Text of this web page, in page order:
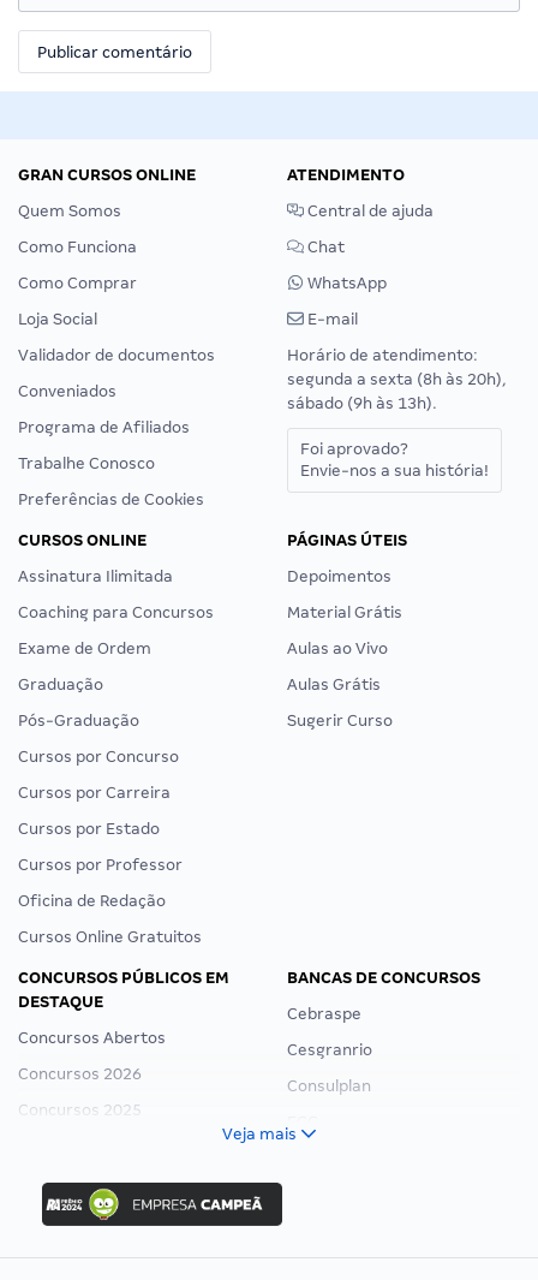
GRAN CURSOS ONLINE
Quem Somos
Como Funciona
Como Comprar
Loja Social
Validador de documentos
Conveniados
Programa de Afiliados
Trabalhe Conosco
Preferências de Cookies
ATENDIMENTO
Central de ajuda
Chat
WhatsApp
E-mail
Horário de atendimento:
segunda a sexta (8h às 20h),
sábado (9h às 13h).
Foi aprovado?
Envie-nos a sua história!
CURSOS ONLINE
Assinatura Ilimitada
Coaching para Concursos
Exame de Ordem
Graduação
Pós-Graduação
Cursos por Concurso
Cursos por Carreira
Cursos por Estado
Cursos por Professor
Oficina de Redação
Cursos Online Gratuitos
PÁGINAS ÚTEIS
Depoimentos
Material Grátis
Aulas ao Vivo
Aulas Grátis
Sugerir Curso
CONCURSOS PÚBLICOS EM
DESTAQUE
Concursos Abertos
Concursos 2026
Concursos 2025
Concurso Ibama
Concurso MPU
Editais publicados
BANCAS DE CONCURSOS
Cebraspe
Cesgranrio
Consulplan
Veja mais